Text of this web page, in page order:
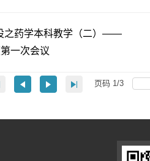
之药学本科教学（二）——
一次会议
页码 1/3